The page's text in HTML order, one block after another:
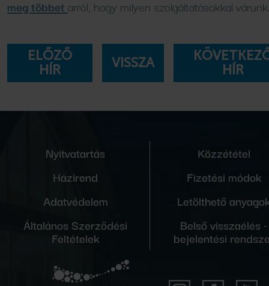
meg többet arról, hogy milyen szolgáltatásokkal várunk.
ELŐZŐ
HÍR
VISSZA
HÍR
Nyitvatartás
Házirend
Adatvédelem
Általános Szerződési
Feltételek
Közzététel
Fizetési módok
Letölthető
Belső visszaélés -
bejelentési